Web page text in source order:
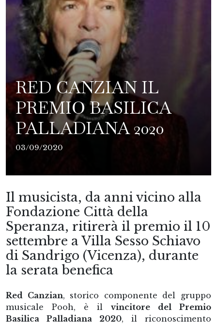
RED CANZIAN IL
PREMIO BASILICA
PALLADIANA 2020
03/09/2020
Il musicista, da anni vicino alla
Fondazione Città della
Speranza, ritirerà il premio il 10
settembre a Villa Sesso Schiavo
di Sandrigo (Vicenza), durante
la serata benefica
Red Canzian, storico componente del gruppo
musicale Pooh, è il vincitore del Premio
Basilica Palladiana 2020, il riconoscimento